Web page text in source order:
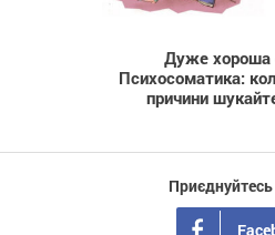
Дуже хороша
Психосоматика:
причини